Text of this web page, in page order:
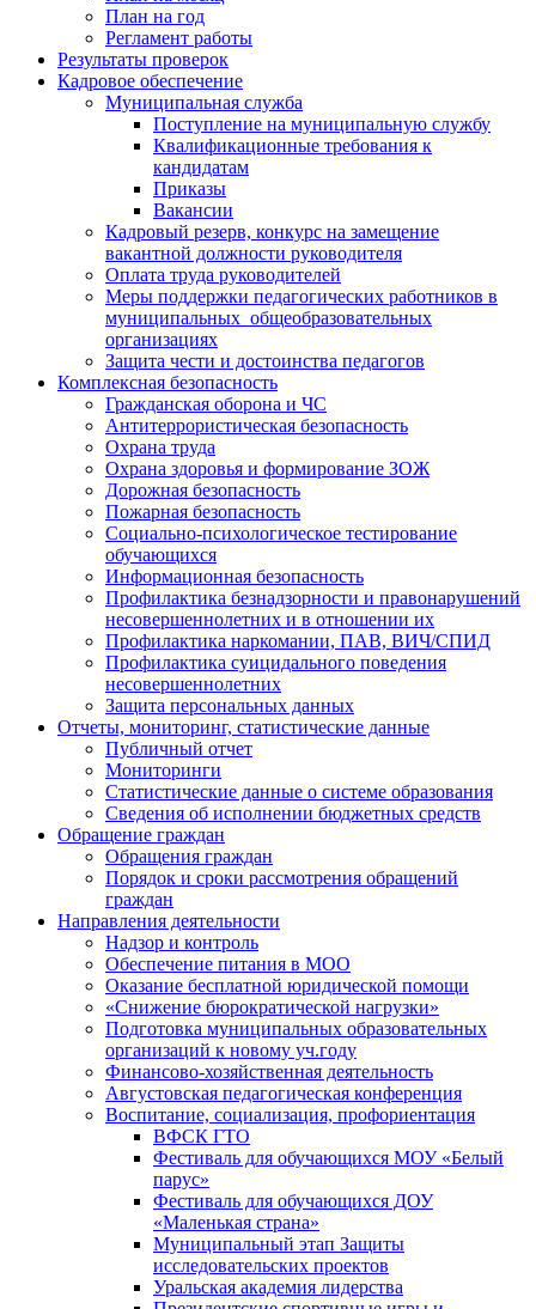
План на год
Регламент работы
Результаты проверок
Кадровое обеспечение
Муниципальная служба
Поступление на муниципальную службу
Квалификационные требования к
кандидатам
Приказы
Вакансии
Кадровый резерв, конкурс на замещение
вакантной должности руководителя
Оплата труда руководителей
Меры поддержки педагогических работников в
муниципальных общеобразовательных
организациях
Защита чести и достоинства педагогов
Комплексная безопасность
Гражданская оборона и ЧС
Антитеррористическая безопасность
Охрана труда
Охрана здоровья и формирование ЗОЖ
Дорожная безопасность
Пожарная безопасность
Социально-психологическое тестирование
обучающихся
Информационная безопасность
Профилактика безнадзорности и правонарушений
несовершеннолетних и в отношении их
Профилактика наркомании, ПАВ, ВИЧ/СПИД
Профилактика суицидального поведения
несовершеннолетних
Защита персональных данных
Отчеты, мониторинг, статистические данные
Публичный отчет
Мониторинги
Статистические данные о системе образования
Сведения об исполнении бюджетных средств
Обращение граждан
Обращения граждан
Порядок и сроки рассмотрения обращений
граждан
Направления деятельности
Надзор и контроль
Обеспечение питания в МОО
Оказание бесплатной юридической помощи
«Снижение бюрократической нагрузки»
Подготовка муниципальных образовательных
организаций к новому уч.году
Финансово-хозяйственная деятельность
Августовская педагогическая конференция
Воспитание, социализация, профориентация
ВФСК ГТО
Фестиваль для обучающихся МОУ «Белый
парус»
Фестиваль для обучающихся ДОУ
«Маленькая страна»
Муниципальный этап Защиты
исследовательских проектов
Уральская академия лидерства